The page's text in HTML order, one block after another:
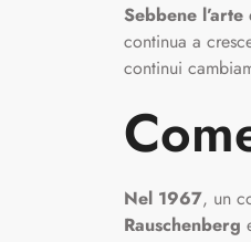
Sebbene
continua a
continui
Nel 1967, un
Rauschenberg